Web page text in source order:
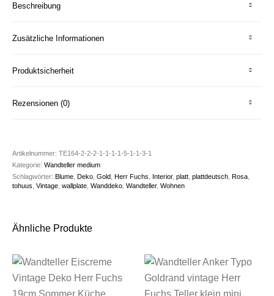
Beschreibung
Zusätzliche Informationen
Produktsicherheit
Rezensionen (0)
Artikelnummer:TE164-2-2-2-1-1-1-1-5-1-1-3-1
Kategorie:Wandteller medium
Schlagwörter:Blume ,Deko ,Gold ,Herr Fuchs Interior,platt ,plattdeutsch ,Rosa
tohuus ,Vintage ,wallplate ,Wanddeko ,Wandteller,Wohnen
Ähnliche Produkte